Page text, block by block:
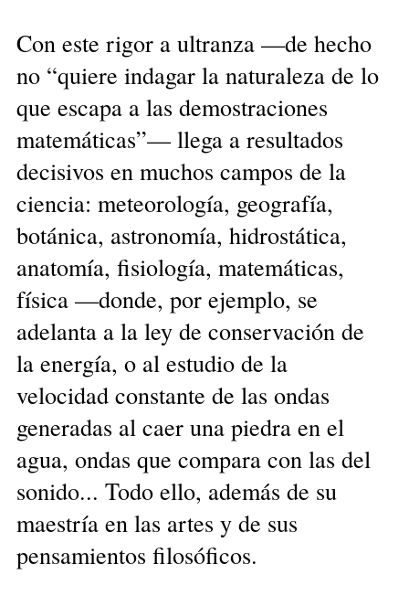
Con este rigor a ultranza —de hecho
no “quiere indagar la naturaleza de lo
que escapa a las demostraciones
matemáticas”— llega a resultados
decisivos en muchos campos de la
ciencia: meteorología, geografía,
botánica, astronomía, hidrostática,
anatomía, fisiología, matemáticas,
física —donde, por ejemplo, se
adelanta a la ley de conservación de
la energía, o al estudio de la
velocidad constante de las ondas
generadas al caer una piedra en el
agua, ondas que compara con las del
sonido... Todo ello, además de su
maestría en las artes y de sus
pensamientos filosóficos.